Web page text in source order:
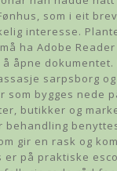
som i eit
interesse.
ha Adobe
åpne dokumentet.
sarpsborg
som bygges nede
butikker og
behandling
gir en rask og
er på praktiske